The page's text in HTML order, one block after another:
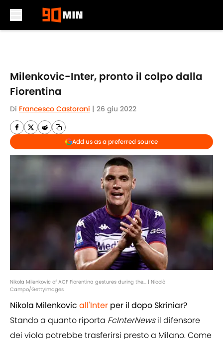
Milenkovic-Inter, pronto il colpo dalla
Fiorentina
Di Francesco Castorani | 26 giu 2022
Add us as a preferred source
Nikola Milenkovic of ACF Fiorentina gestures during the... | Nicolò
Campo/GettyImages
Nikola Milenkovic all'Inter per il dopo Skriniar?
Stando a quanto riporta FcInterNewsil difensore
dei viola potrebbe trasferirsi presto a Milano. Come